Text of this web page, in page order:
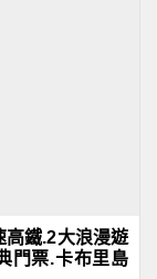
高鐵.2大浪漫遊
門票.卡布里島